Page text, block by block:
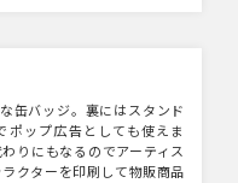
缶バッジ。裏にはスタンド
ポップ広告としても使えま
りにもなるのでアーティス
クターを印刷して物販商品